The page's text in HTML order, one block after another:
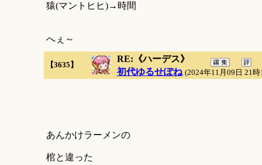
猿(マントヒヒ)→時間
へぇ～
【3635】
RE:《ハーデス》
初代ゆるせぽね (2024年11月09日 21時
あんかけラーメンの
棺と違った